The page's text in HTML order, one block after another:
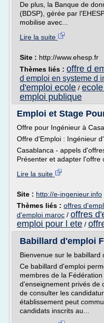
De plus, la Banque de
(BDSP), gérée par
mobilise avec...
Lire la suite
Site : http://www.ehesp.fr
Thèmes liés : offre d
d emploi en systeme d
d'emploi ecole /
emploi publique
Emploi et Stage
Offre pour Ingénieur à
Offre d'Emploi : Ingénieur
Casablanca - appels
Présenter et adapter l'offre
Lire la suite
Site : http://e-ingenieur.info
Thèmes liés : offres
d'emploi maroc / offres
emploi pour l ete /
Babillard d'emploi
Bienvenue sur le babillard
Ce babillard d'emploi
membres de la
d'enseignement privés de
de consulter les
établissement peut
candidats inscrits au...